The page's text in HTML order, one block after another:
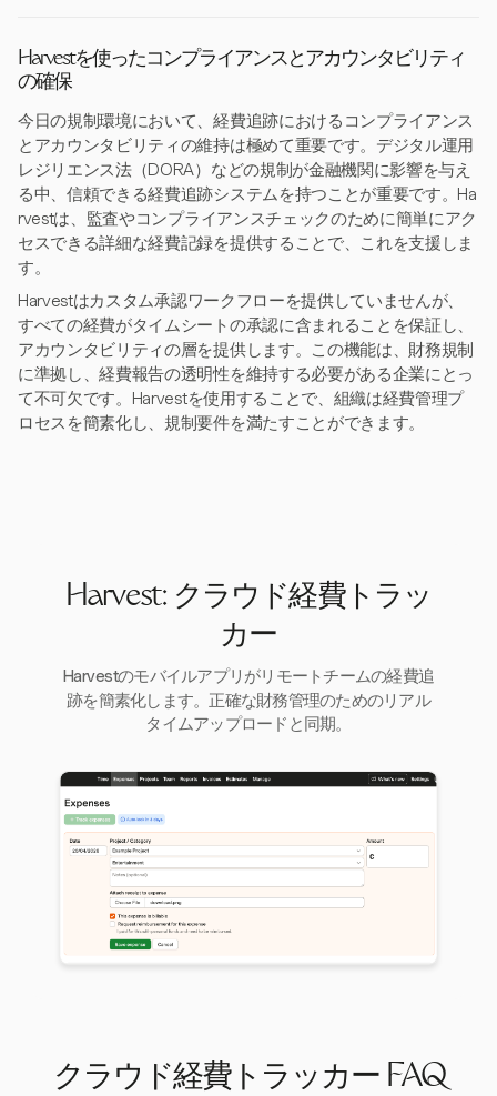
Harvestを使ったコンプライアンスとアカウンタビリティ
の確保
今日の規制環境において、経費追跡におけるコンプライアンス
とアカウンタビリティの維持は極めて重要です。デジタル運用
レジリエンス法（DORA）などの規制が金融機関に影響を与え
る中、信頼できる経費追跡システムを持つことが重要です。Ha
rvestは、監査やコンプライアンスチェックのために簡単にアク
セスできる詳細な経費記録を提供することで、これを支援しま
す。
Harvestはカスタム承認ワークフローを提供していませんが、
すべての経費がタイムシートの承認に含まれることを保証し、
アカウンタビリティの層を提供します。この機能は、財務規制
に準拠し、経費報告の透明性を維持する必要がある企業にとっ
て不可欠です。Harvestを使用することで、組織は経費管理プ
ロセスを簡素化し、規制要件を満たすことができます。
Harvest: クラウド経費トラッ
カー
Harvestのモバイルアプリがリモートチームの経費追
跡を簡素化します。正確な財務管理のためのリアル
タイムアップロードと同期。
クラウド経費トラッカー FAQ